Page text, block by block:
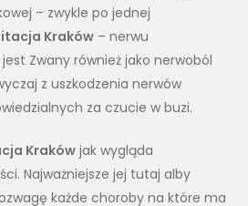
– zwykle po jednej
Kraków – nerwu
Zwany również jako nerwoból
z uszkodzenia nerwów
za czucie w buzi.
Krakówjak wygląda
Najważniejsze jej tutaj alby
każde choroby na które ma